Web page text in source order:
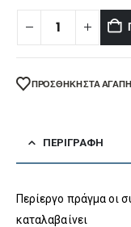
ΠΡΌΣΘΉΚΗ ΣΤΑ
ΠΕΡΙΓΡΑΦΉ
Περίεργο πράγμα οι
καταλαβαίνει